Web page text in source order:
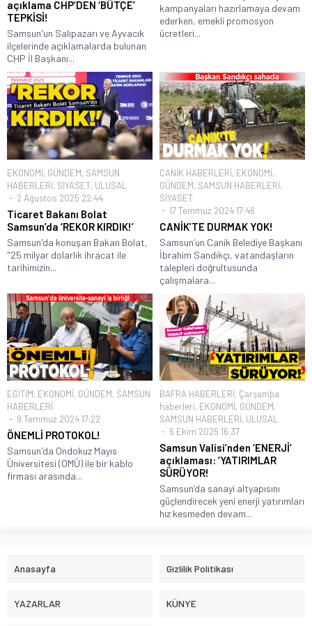
açıklama CHP’DEN ‘BÜTÇE’
TEPKİSİ!
Samsun'un Salıpazarı ve Ayvacık
ilçelerinde açıklamalarda bulunan
CHP İl Başkanı...
kampanyaları hazırlamaya devam
ederken, emekli promosyon
ücretleri...
EKONOMİ, GÜNDEM, SAMSUN
HABERLERİ, SİYASET, ULUSAL
2 Ağustos 2025 22:44
Ticaret Bakanı Bolat
Samsun’da ‘REKOR KIRDIK!’
Samsun'da konuşan Bakan Bolat,
"25 milyar dolarlık ihracat ile
tarihimizin...
CANİK HABERLERİ, EKONOMİ,
GÜNDEM, SAMSUN HABERLERİ,
SİYASET
17 Temmuz 2024 17:46
CANİK’TE DURMAK YOK!
Samsun’un Canik Belediye Başkanı
İbrahim Sandıkçı, vatandaşların
talepleri doğrultusunda
çalışmalara...
EĞİTİM, EKONOMİ, GÜNDEM, SAMSUN
HABERLERİ
9 Temmuz 2024 17:22
ÖNEMLİ PROTOKOL!
Samsun'da Ondokuz Mayıs
Üniversitesi (OMÜ) ile bir kablo
firması arasında...
BAFRA HABERLERİ, Çarşamba
haberleri, EKONOMİ, GÜNDEM,
SAMSUN HABERLERİ, ULUSAL
6 Ekim 2025 16:37
Samsun Valisi’nden ‘ENERJİ’
açıklaması: ‘YATIRIMLAR
SÜRÜYOR!
Samsun’da sanayi altyapısını
güçlendirecek yeni enerji yatırımları
hız kesmeden devam...
Anasayfa Gizlilik Politikası
YAZARLAR KÜNYE